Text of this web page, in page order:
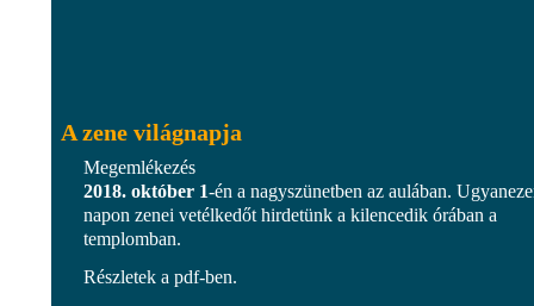
A zene világnapja
Megemlékezés
2018. október 1-én a nagyszünetben az aulában.
napon zenei vetélkedőt hirdetünk a kilencedik órában a
templomban.
Részletek a pdf-ben.